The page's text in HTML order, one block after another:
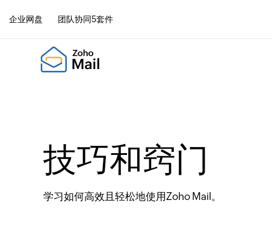
企业网盘 团队协同5套件
技巧和窍门
学习如何高效且轻松地使用Zoho Mail。